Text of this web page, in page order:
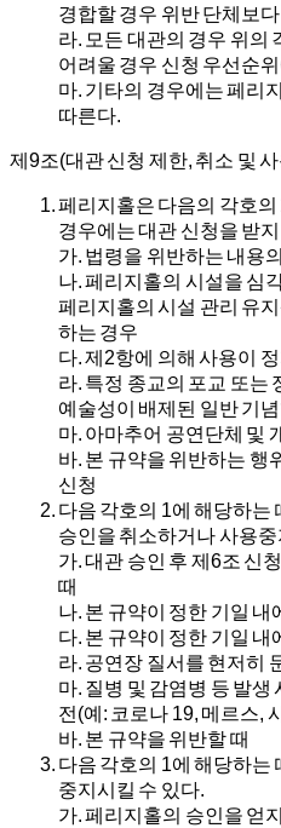
경합할 경우 위반 단체보
라. 모든 대관의 경우 위의
어려울 경우 신청 우선순
마. 기타의 경우에는 페리
따른다.
제9조(대관 신청 제한, 취소 및
페리지홀은 다음의 각호
경우에는 대관 신청을 받
가. 법령을 위반하는 내용
나.페리지홀의 시설을 심
페리지홀의 시설 관리 유
하는 경우
다.제2항에 의해 사용이
라. 특정 종교의 포교 또는
예술성이 배제된 일반 기
마. 아마추어 공연단체 및
바. 본 규약을 위반하는 행
신청
다음 각호의 1에 해당하는
승인을 취소하거나 사용
가.대관 승인 후 제6조 신
때
나. 본 규약이 정한 기일 내
다. 본 규약이 정한 기일 내
라. 공연장 질서를 현저히
마. 질병 및 감염병 등 발생
전(예: 코로나 19, 메르스,
바. 본 규약을 위반할 때
다음 각호의 1에 해당하는
중지시킬 수 있다.
가.페리지홀의 승인을 얻